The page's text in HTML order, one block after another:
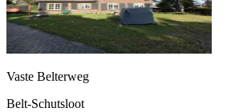
Vaste Belterweg
Belt-Schutsloot